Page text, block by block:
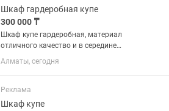
Шкаф гардеробная купе
300 000 ₸
Шкаф купе гардеробная, материал
отличного качество и в середине
оформлен французским стеклом -3 шт,
шкаф в отличном состоянии. Размеры:
262см, глубина...
Алматы, сегодня
Реклама
Шкаф купе